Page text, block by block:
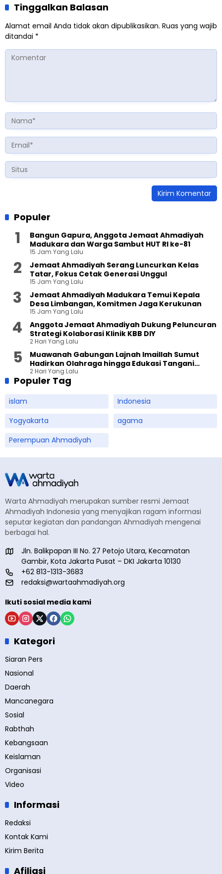
Tinggalkan Balasan
Alamat email Anda tidak akan dipublikasikan. Ruas yang wajib
ditandai *
Populer
Bangun Gapura, Anggota Jemaat Ahmadiyah
Madukara dan Warga Sambut HUT RI ke-81
15 Jam Yang Lalu
Jemaat Ahmadiyah Serang Luncurkan Kelas
Tatar, Fokus Cetak Generasi Unggul
15 Jam Yang Lalu
Jemaat Ahmadiyah Madukara Temui Kepala
Desa Limbangan, Komitmen Jaga Kerukunan
15 Jam Yang Lalu
Anggota Jemaat Ahmadiyah Dukung Peluncuran
Strategi Kolaborasi Klinik KBB DIY
2 Hari Yang Lalu
Muawanah Gabungan Lajnah Imaillah Sumut
Hadirkan Olahraga hingga Edukasi Tangani
Sampah
2 Hari Yang Lalu
Populer Tag
islam
Indonesia
Yogyakarta
agama
Perempuan Ahmadiyah
Warta Ahmadiyah merupakan sumber resmi Jemaat
Ahmadiyah Indonesia yang menyajikan ragam informasi
seputar kegiatan dan pandangan Ahmadiyah mengenai
berbagai hal.
Jln. Balikpapan III No. 27 Petojo Utara, Kecamatan
Gambir, Kota Jakarta Pusat – DKI Jakarta 10130
+62 813-1313-3683
redaksi@wartaahmadiyah.org
Ikuti sosial media kami
Kategori
Siaran Pers
Nasional
Daerah
Mancanegara
Sosial
Rabthah
Kebangsaan
Keislaman
Organisasi
Video
Informasi
Redaksi
Kontak Kami
Kirim Berita
Afiliasi